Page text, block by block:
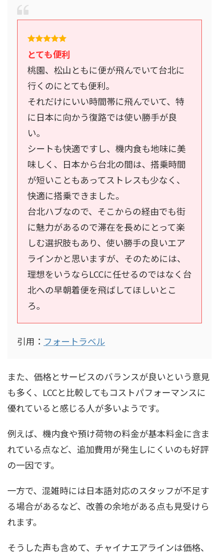
とても便利
桃園、松山ともに便が飛んでいて台北に
行くのにとても便利。
それだけにいい時間帯に飛んでいて、特
に日本に向かう復路では使い勝手が良
い。
シートも快適ですし、機内食も地味に美
味しく、日本から台北の間は、搭乗時間
が短いこともあってストレスも少なく、
快適に搭乗できました。
台北ハブなので、そこからの経由でも街
に魅力があるので滞在を長めにとって楽
しむ選択肢もあり、使い勝手の良いエア
ラインかと思いますが、そのためには、
理想をいうならLCCに任せるのではなく台
北への早朝着便を飛ばしてほしいとこ
ろ。
引用： フォートラベル
また、価格とサービスのバランスが良いという意見
も多く、LCCと比較してもコストパフォーマンスに
優れていると感じる人が多いようです。
例えば、機内食や預け荷物の料金が基本料金に含ま
れている点など、追加費用が発生しにくいのも好評
の一因です。
一方で、混雑時には日本語対応のスタッフが不足す
る場合があるなど、改善の余地がある点も見受けら
れます。
そうした声も含めて、チャイナエアラインは価格、